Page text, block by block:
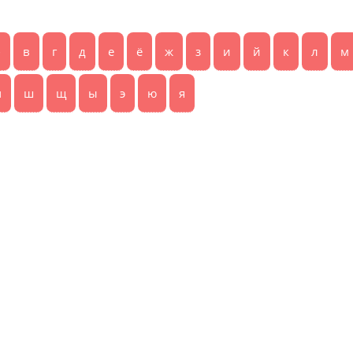
в г д е ё ж з и й к л м
ш щ ы э ю я